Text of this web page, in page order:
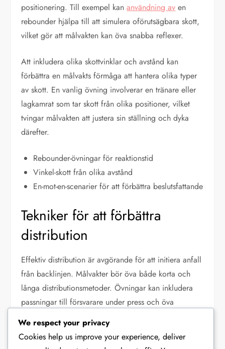
positionering. Till exempel kananvändning av en
rebounder hjälpa till att simulera oförutsägbara skott,
vilket gör att målvakten kan öva snabba reflexer.
Att inkludera olika skottvinklar och avstånd kan
förbättra en målvakts förmåga att hantera olika typer
av skott. En vanlig övning involverar en tränare eller
lagkamrat som tar skott från olika positioner, vilket
tvingar målvakten att justera sin ställning och dyka
därefter.
Rebounder-övningar för reaktionstid
Vinkel-skott från olika avstånd
En-mot-en-scenarier för att förbättra beslutsfattande
Tekniker för att förbättra
distribution
Effektiv distribution är avgörande för att initiera anfall
från backlinjen. Målvakter bör öva både korta och
långa distributionsmetoder. Övningar kan inkludera
passningar till försvarare under press och öva
Att inkludera användning av båda fötterna kan
We respect your privacy
Cookies help us improve your experience, deliver